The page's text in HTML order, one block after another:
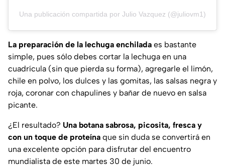
Una publicación compartida por Julio Vazquez (@juliovm1)
La preparación de la lechuga enchilada es bastante
simple, pues sólo debes cortar la lechuga en una
cuadrícula (sin que pierda su forma), agregarle el limón,
chile en polvo, los dulces y las gomitas, las salsas negra y
roja, coronar con chapulines y bañar de nuevo en salsa
picante.
¿El resultado? Una botana sabrosa, picosita, fresca y
con un toque de proteína que sin duda se convertirá en
una excelente opción para disfrutar del encuentro
mundialista de este martes 30 de junio.